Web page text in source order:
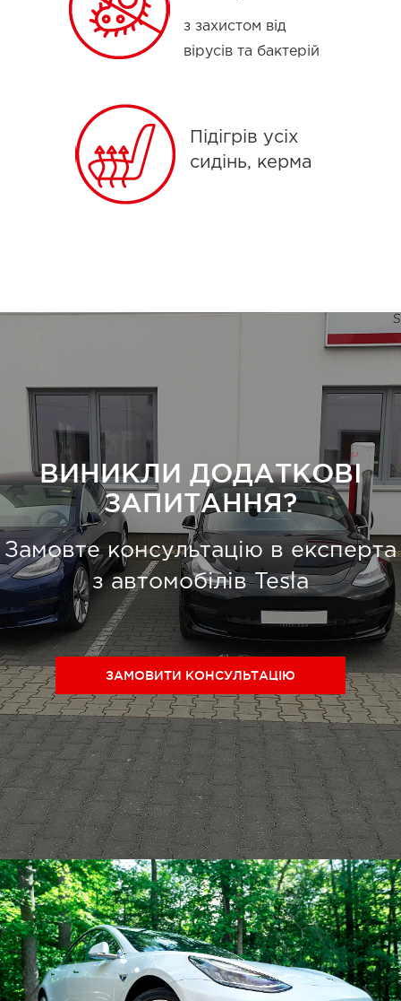
з захистом від
вірусів та бактерій
Підігрів усіх
сидінь, керма
ВИНИКЛИ ДОДАТКОВІ
ЗАПИТАННЯ?
Замовте консультацію в експерта
з автомобілів Tesla
ЗАМОВИТИ КОНСУЛЬТАЦІЮ
Previous